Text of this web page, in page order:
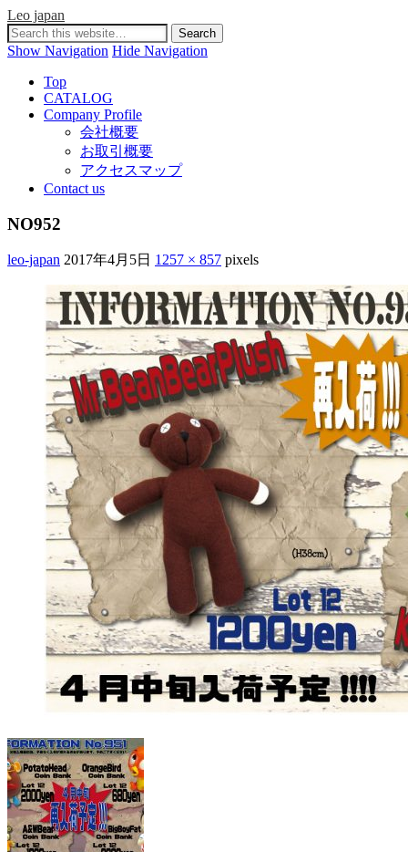
Leo japan
Show Navigation Hide Navigation
Top
CATALOG
Company Profile
会社概要
お取引概要
アクセスマップ
Contact us
NO952
leo-japan 2017年4月5日 1257 × 857 pixels